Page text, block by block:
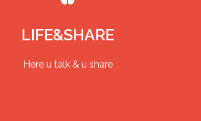
LIFE&SHARE
Here u talk & u share